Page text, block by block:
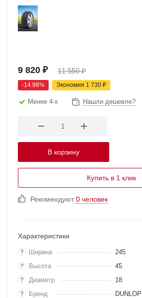
9 820 ₽ 11 550₽
-14.98% Экономия 1 730 ₽
Менее 4-х Нашли дешевле?
В корзину
Купить в 1 клик
Рекомендуют0 человек
Характеристики
? Ширина 245
? Высота 45
? Диаметр 18
? Бренд DUNLOP